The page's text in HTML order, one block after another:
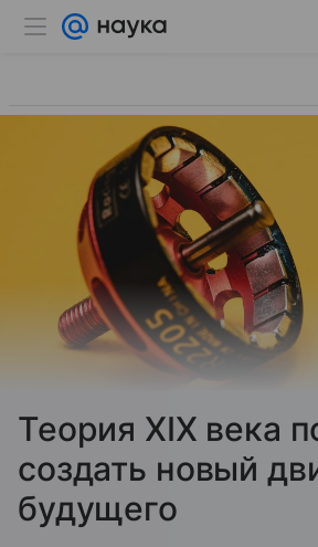
Теория XIX века
создать новый
будущего